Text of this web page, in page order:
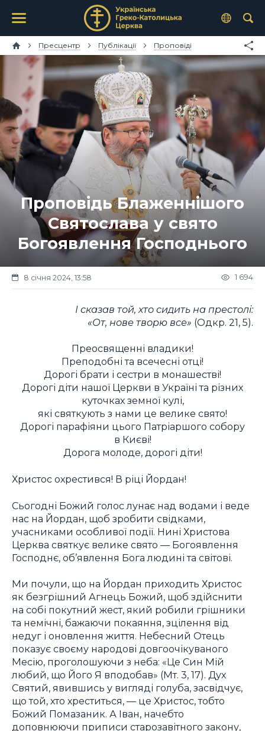
Пресцентр Публікації Проповіді
Проповідь Блаженнішого
Святослава у свято
Богоявлення Господнього
8 січня 2024, 13:58 1 694
І сказав той, хто сидить на престолі:
«От, нове творю все» (Одкр. 21, 5).
Преосвященні владики!
Преподобні та всечесні отці!
Дорогі брати і сестри в монашестві!
Дорогі діти нашої Церкви в Україні та різних
куточках земної кулі,
які святкують з нами це велике свято!
Дорогі парафіяни цього Патріаршого собору
в Києві!
Дорога молоде, дорогі діти!
Христос охрестився! В ріці Йордан!
Сьогодні Божий голос лунає над водами і веде
нас на Йордан, щоб зробити свідками,
учасниками особливої події. Нині Христова
Церква святкує велике свято — Богоявлення
Господнє, об’явлення Бога людині та світові.
Ми почули, що на Йордан приходить Христос
як безгрішний Агнець Божий, щоб здійснити
на собі покутний жест, який робили грішники
та немічні, бажаючи покаяння, зцілення від
недуг і оновлення життя. Небесний Отець
показує своєму народові довгоочікуваного
Месію, проголошуючи з неба: «Це Син Мій
любий, що Його Я вподобав» (Мт. 3, 17). Дух
Святий, явившись у вигляді голуба, засвідчує,
що той, хто хреститься, — це Христос, тобто
Божий Помазаник. А Іван, начебто
доповнюючи приписи старозавітного закону,